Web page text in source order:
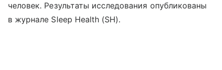
человек. Результаты исследования опубликованы
в журнале Sleep Health (SH).